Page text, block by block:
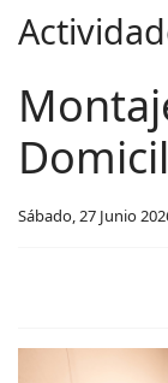
Sábado, 27 Junio